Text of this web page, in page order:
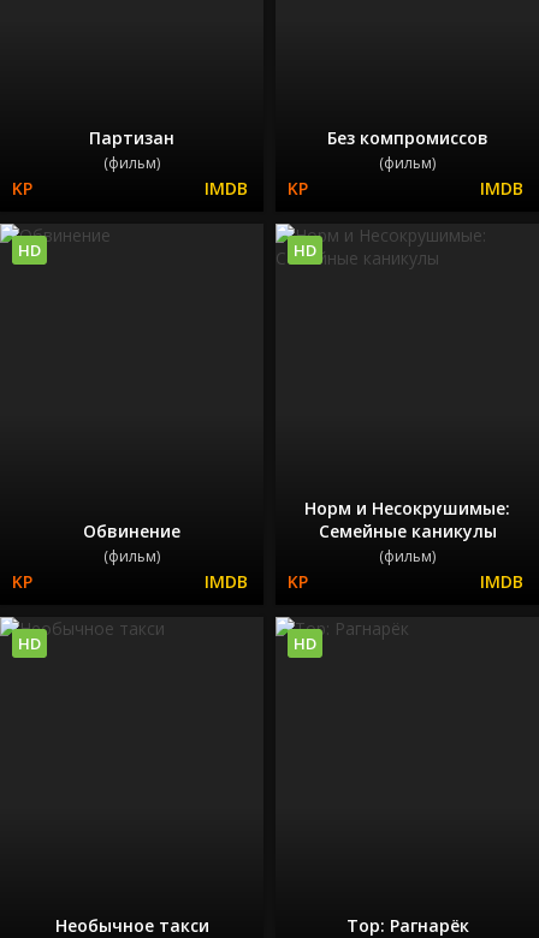
Партизан
(фильм)
Без компромиссов
(фильм)
Обвинение
(фильм)
HD
Норм и Несокрушимые:
Семейные каникулы
(фильм)
HD
Необычное такси
HD
Тор: Рагнарёк
HD